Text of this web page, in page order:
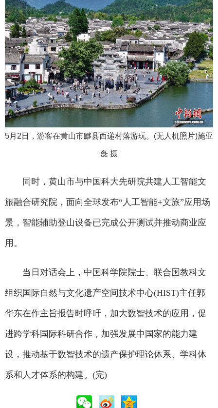
5月2日，游客在黄山市黟县西递村落游玩。(无人机照片)施亚
磊 摄
同时，黄山市与中国科大先研院共建人工智能文
旅融合研究院，面向全球发布“人工智能+文旅”应用场
景，智能辅助登山设备已完成公开测试并推动商业应
用。
当日对话会上，中国科学院院士、联合国教科文
组织国际自然与文化遗产空间技术中心(HIST)主任郭
华东在作主旨报告时呼吁，加大数智技术的应用，促
进跨学科国际科研合作，加强发展中国家的能力建
设，推动基于数智技术的遗产保护理论体系、学科体
系和人才体系的构建。(完)